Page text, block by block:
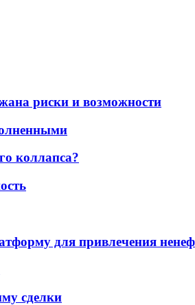
риски и возможности
коллапса?
для привлечения
сделки